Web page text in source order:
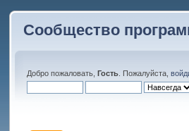
Сообщество
Добро пожаловать,Гость . Пожалуйста,